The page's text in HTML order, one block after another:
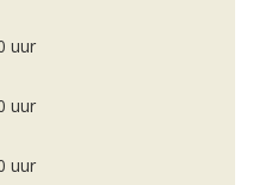
uur
uur
uur